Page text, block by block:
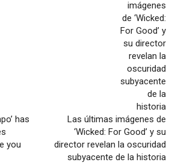
has
you
Las últimas imágenes de
‘Wicked: For Good’ y su
director revelan la oscuridad
subyacente de la historia